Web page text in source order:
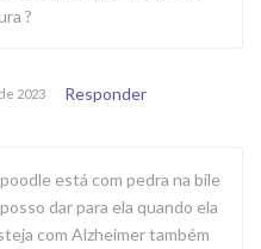
?
2023 Responder
está com pedra na bile
dar para ela quando ela
com Alzheimer também